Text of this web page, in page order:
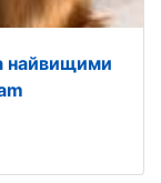
найвищими